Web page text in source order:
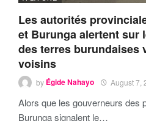
Les autorités
et Burunga alertent sur
des terres burundaises
voisins
by Égide Nahayo August 7,
Alors que les gouverneurs des
Burunga signalent le…